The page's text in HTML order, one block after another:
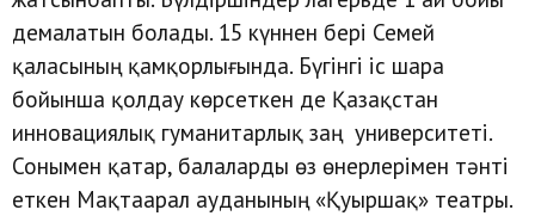
демалатын болады. 15 күннен бері Семей
қаласының қамқорлығында. Бүгінгі іс шара
бойынша қолдау көрсеткен де Қазақстан
инновациялық гуманитарлық заң университеті.
Сонымен қатар, балаларды өз өнерлерімен тәнті
еткен Мақтаарал ауданының «Қуыршақ» театры.